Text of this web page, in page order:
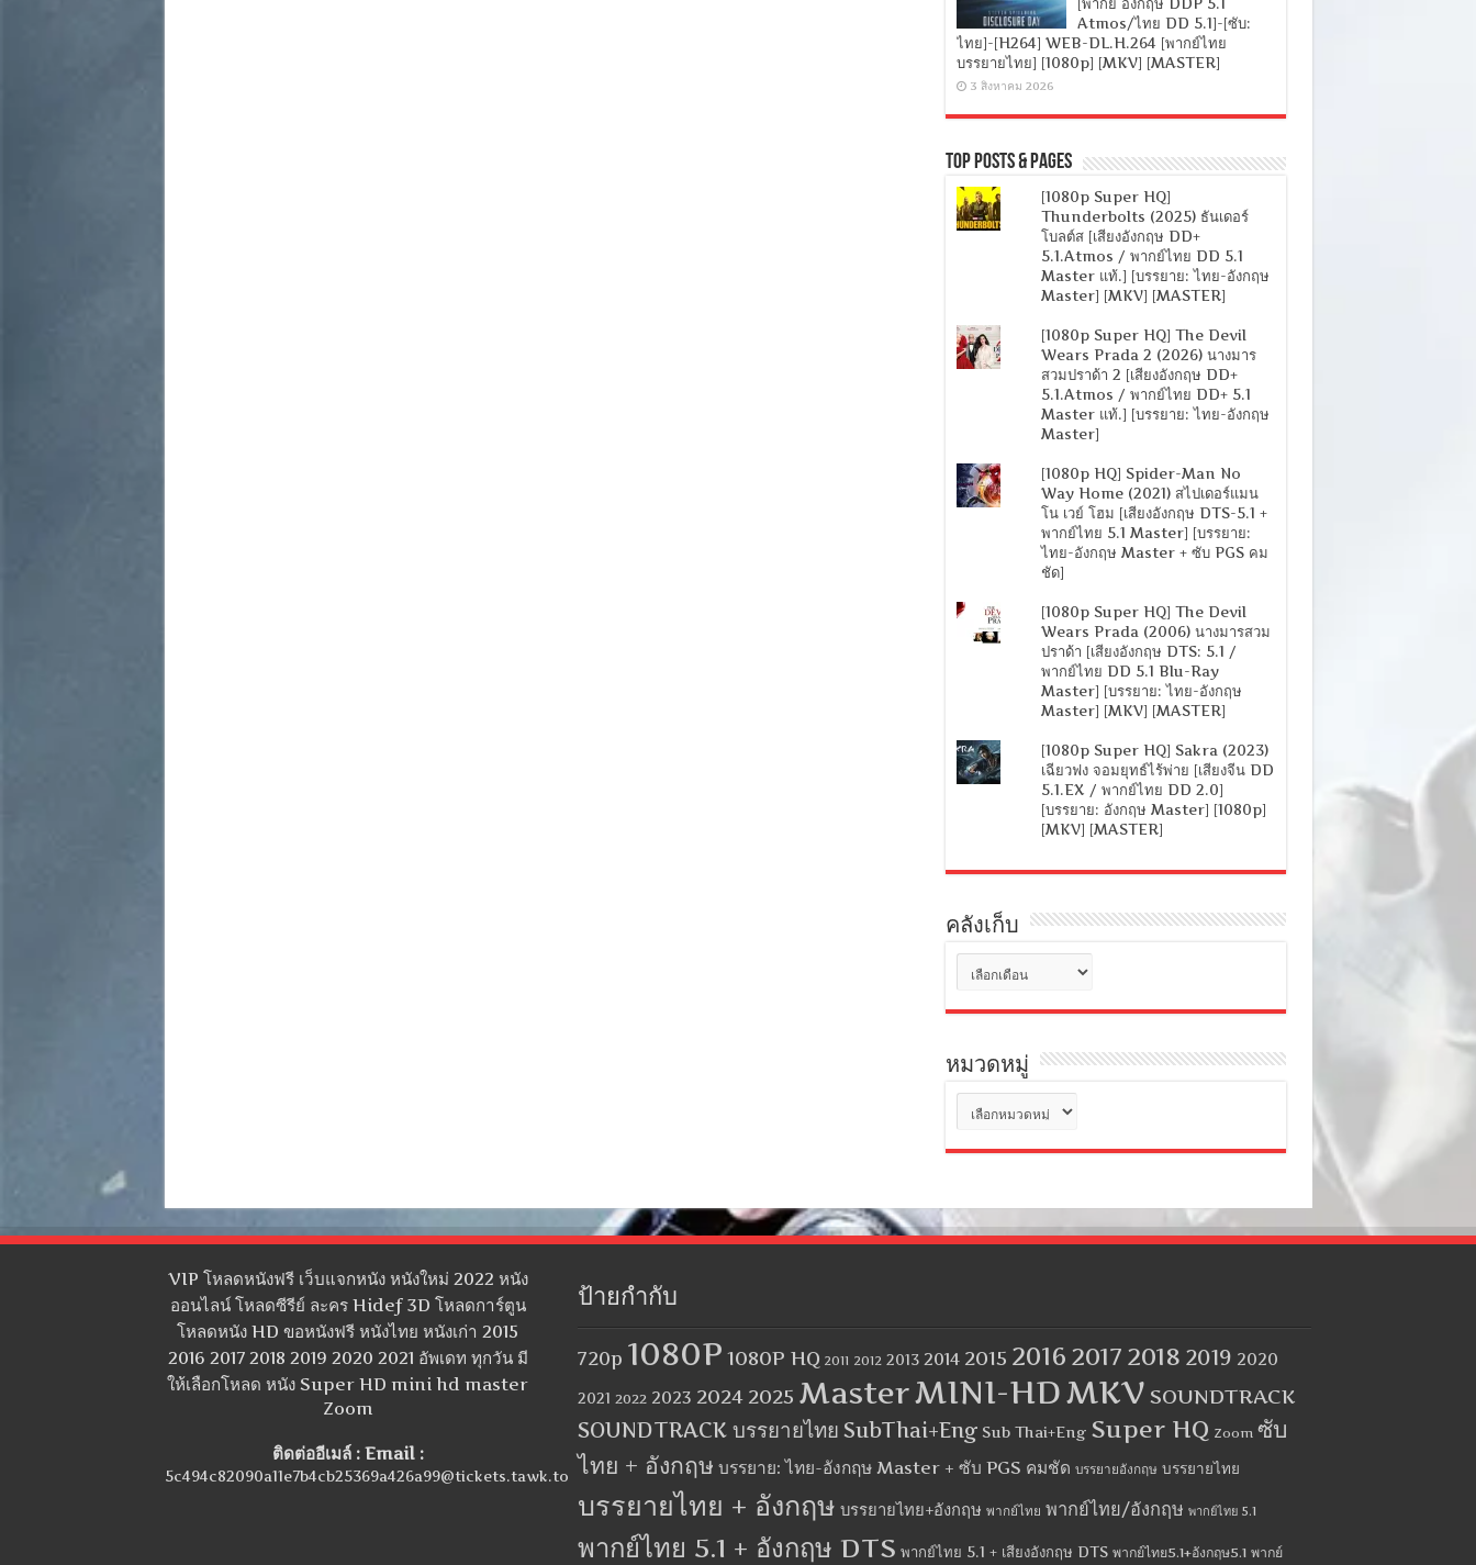
Atmos/ไทย DD 5.1]-[ซับ:
ไทย]-[H264] WEB-DL.H.264 [พากย์ไทย
บรรยายไทย] [1080p] [MKV] [MASTER]
3 สิงหาคม 2026
Top Posts & Pages
[1080p Super HQ]
Thunderbolts (2025) ธันเดอร์
โบลต์ส [เสียงอังกฤษ DD+
5.1.Atmos / พากย์ไทย DD 5.1
Master แท้.] [บรรยาย: ไทย-อังกฤษ
Master] [MKV] [MASTER]
[1080p Super HQ] The Devil
Wears Prada 2 (2026) นางมาร
สวมปราด้า 2 [เสียงอังกฤษ DD+
5.1.Atmos / พากย์ไทย DD+ 5.1
Master แท้.] [บรรยาย: ไทย-อังกฤษ
Master]
[1080p HQ] Spider-Man No
Way Home (2021) สไปเดอร์แมน
โน เวย์ โฮม [เสียงอังกฤษ DTS-5.1 +
พากย์ไทย 5.1 Master] [บรรยาย:
ไทย-อังกฤษ Master + ซับ PGS คม
ชัด]
[1080p Super HQ] The Devil
Wears Prada (2006) นางมารสวม
ปราด้า [เสียงอังกฤษ DTS: 5.1 /
พากย์ไทย DD 5.1 Blu-Ray
Master] [บรรยาย: ไทย-อังกฤษ
Master] [MKV] [MASTER]
[1080p Super HQ] Sakra (2023)
เฉียวฟง จอมยุทธ์ไร้พ่าย [เสียงจีน DD
5.1.EX / พากย์ไทย DD 2.0]
[บรรยาย: อังกฤษ Master] [1080p]
[MKV] [MASTER]
คลังเก็บ
เก็บ
หมวดหมู่
หมู่
VIP โหลดหนังฟรี เว็บแจกหนัง หนังใหม่ 2022 หนัง
ออนไลน์ โหลดซีรีย์ ละคร Hidef 3D โหลดการ์ตูน
โหลดหนัง HD ขอหนังฟรี หนังไทย หนังเก่า 2015
2016 2017 2018 2019 2020 2021 อัพเดท ทุกวัน มี
ให้เลือกโหลด หนัง Super HD mini hd master
Zoom
ติดต่ออีเมล์ : Email :
5c494c82090a11e7b4cb25369a426a99@tickets.tawk.to
ป้ายกำกับ
720p 1080P 1080P HQ 2011 2012 2013 2014 2015 2016 2017 2018 2019 2020
2021 2022 2023 2024 2025 MasterMINI-HDMKV SOUNDTRACK
SOUNDTRACK บรรยายไทย SubThai+Eng Sub Thai+Eng Super HQ Zoom ซับ
ไทย + อังกฤษ บรรยาย: ไทย-อังกฤษ Master + ซับ PGS คมชัด บรรยายอังกฤษ บรรยายไทย
บรรยายไทย + อังกฤษ บรรยายไทย+อังกฤษ พากย์ไทย พากย์ไทย/อังกฤษ พากย์ไทย 5.1
พากย์ไทย 5.1 + อังกฤษ DTS พากย์ไทย 5.1 + เสียงอังกฤษ DTS พากย์ไทย5.1+อังกฤษ5.1 พากย์